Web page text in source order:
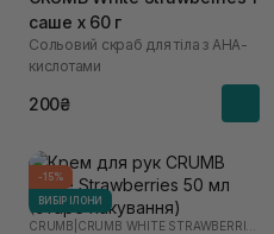
саше х 60 г
Сольовий скраб для тіла з AHA-
кислотами
200₴
-15%
ВИБІР ІЛОНИ
CRUMB